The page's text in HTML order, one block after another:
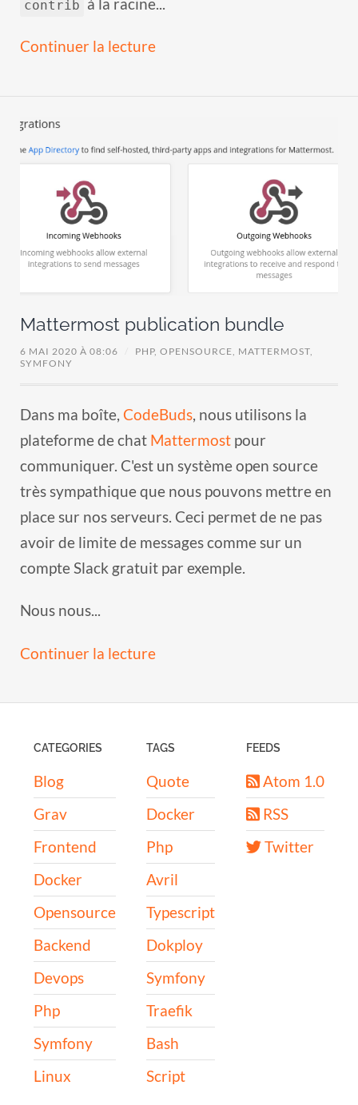
contrib
Continuer la lecture
Mattermost publication bundle
6 MAI 2020 À 08:06 PHP, OPENSOURCE, MATTERMOST,
SYMFONY
Dans ma boîte, CodeBuds, nous utilisons la
plateforme de chat Mattermostpour
communiquer. C'est un système open source
très sympathique que nous pouvons mettre en
place sur nos serveurs. Ceci permet de ne pas
avoir de limite de messages comme sur un
compte Slack gratuit par exemple.
Nous nous...
Continuer la lecture
CATEGORIES
Blog
Grav
Frontend
Docker
Opensource
Backend
Devops
Php
Symfony
Linux
TAGS
Quote
Docker
Php
Avril
Typescript
Dokploy
Symfony
Traefik
Bash
Script
FEEDS
Atom 1.0
RSS
Twitter